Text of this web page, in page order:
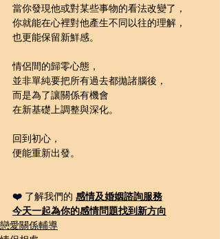
當你發現他或對某些事物的看法改變了，
你就能在心裡對他產生不同以往的理解，
也更能保留新鮮感。
情侶間的歸零心態，
並非單純要把所有過去都拋諸腦後，
而是為了讓關係有機會
在新基礎上調整與深化。
回到初心，
便能重新出發。
❤️ 了解我們的 感情及婚姻諮詢服務
今天一起為你的感情問題找到新方向
戀愛關係輔導